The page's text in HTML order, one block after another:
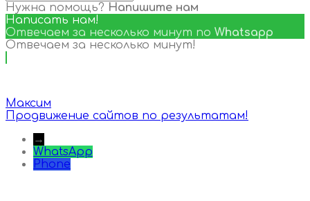
Нужна помощь? Напишите нам
Написать нам!
Отвечаем за несколько минут по Whatsapp
Отвечаем за несколько минут!
Максим
Продвижение сайтов по результатам!
→
WhatsApp
Phone